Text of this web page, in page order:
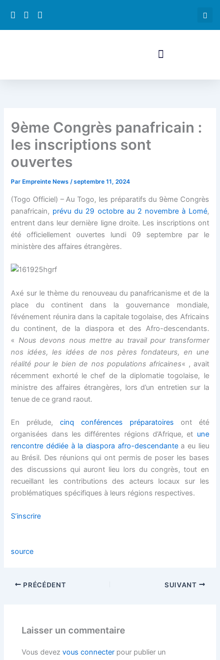
panel
panel
panel
panel
panel
panel
panel
panel
Panel
panel
panel
panel
Panel
panel
Panel
contenu
9ème Congrès panafricain :
les inscriptions sont
ouvertes
Par Empreinte News/septembre 11, 2024
(Togo Officiel) – Au Togo, les préparatifs du 9ème Congrès
panafricain, prévu du 29 octobre au 2 novembre à Lomé,
entrent dans leur dernière ligne droite. Les inscriptions ont
été officiellement ouvertes lundi 09 septembre par le
ministère des affaires étrangères.
Axé sur le thème du renouveau du panafricanisme et de la
place du continent dans la gouvernance mondiale,
l’événement réunira dans la capitale togolaise, des Africains
du continent, de la diaspora et des Afro-descendants.
« Nous devons nous mettre au travail pour transformer
nos idées, les idées de nos pères fondateurs, en une
réalité pour le bien de nos populations africaines« , avait
récemment exhorté le chef de la diplomatie togolaise, le
ministre des affaires étrangères, lors d’un entretien sur la
tenue de ce grand raout.
En prélude,cinq conférences préparatoires ont été
organisées dans les différentes régions d’Afrique, et une
rencontre dédiée à la diaspora afro-descendantea eu lieu
au Brésil. Des réunions qui ont permis de poser les bases
des discussions qui auront lieu lors du congrès, tout en
recueillant les contributions des acteurs locaux sur les
problématiques spécifiques à leurs régions respectives.
S’inscrire
source
PRÉCÉDENT SUIVANT
Laisser un commentaire
Vous devezvous connecter pour publier un